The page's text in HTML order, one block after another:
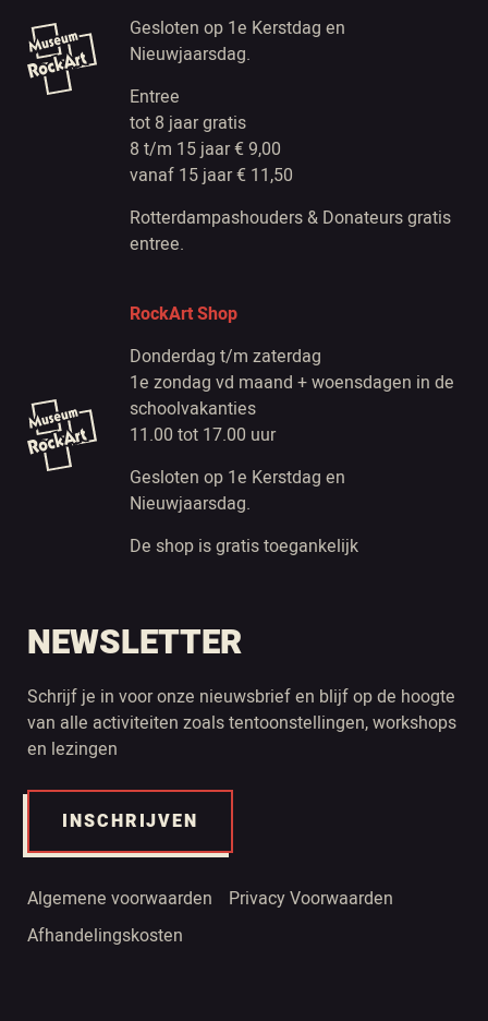
Gesloten op 1e Kerstdag en
Nieuwjaarsdag.
Entree
tot 8 jaar gratis
8 t/m 15 jaar € 9,00
vanaf 15 jaar € 11,50
Rotterdampashouders & Donateurs gratis
entree.
RockArt Shop
Donderdag t/m zaterdag
1e zondag vd maand + woensdagen in de
schoolvakanties
11.00 tot 17.00 uur
Gesloten op 1e Kerstdag en
Nieuwjaarsdag.
De shop is gratis toegankelijk
NEWSLETTER
Schrijf je in voor onze nieuwsbrief en blijf op de hoogte
van alle activiteiten zoals tentoonstellingen, workshops
en lezingen
INSCHRIJVEN
Algemene voorwaarden
Privacy Voorwaarden
Afhandelingskosten